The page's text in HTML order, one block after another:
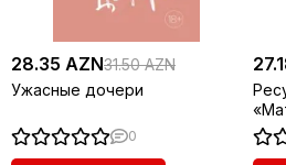
28.35 AZN31.50 AZN
Ужасные дочери
0